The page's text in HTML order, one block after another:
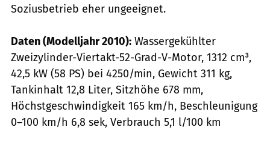
Soziusbetrieb eher ungeeignet.
Daten (Modelljahr 2010): Wassergekühlter
Zweizylinder-Viertakt-52-Grad-V-Motor, 1312 cm³,
42,5 kW (58 PS) bei 4250/min, Gewicht 311 kg,
Tankinhalt 12,8 Liter, Sitzhöhe 678 mm,
Höchstgeschwindigkeit 165 km/h, Beschleunigung
0–100 km/h 6,8 sek, Verbrauch 5,1 l/100 km